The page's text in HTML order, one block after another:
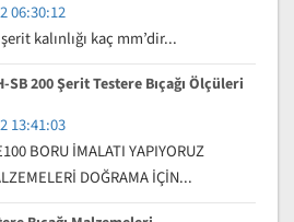
06:30:12
kalınlığı kaç mm’dir...
SB 200 Şerit Testere Bıçağı Ölçüleri
13:41:03
BORU İMALATI YAPIYORUZ
DOĞRAMA İÇİN...